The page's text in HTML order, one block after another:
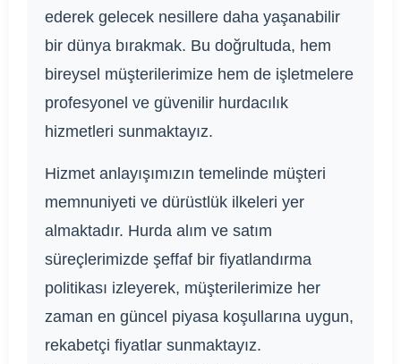
ederek gelecek nesillere daha yaşanabilir
bir dünya bırakmak. Bu doğrultuda, hem
bireysel müşterilerimize hem de işletmelere
profesyonel ve güvenilir hurdacılık
hizmetleri sunmaktayız.
Hizmet anlayışımızın temelinde müşteri
memnuniyeti ve dürüstlük ilkeleri yer
almaktadır. Hurda alım ve satım
süreçlerimizde şeffaf bir fiyatlandırma
politikası izleyerek, müşterilerimize her
zaman en güncel piyasa koşullarına uygun,
rekabetçi fiyatlar sunmaktayız.